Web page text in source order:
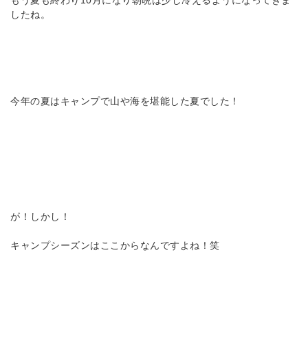
したね。
今年の夏はキャンプで山や海を堪能した夏でした！
が！しかし！
キャンプシーズンはここからなんですよね！笑